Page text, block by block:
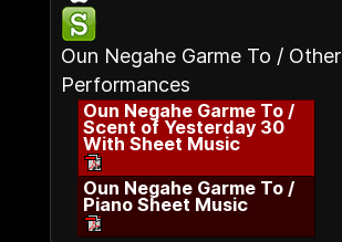
Oun Negahe Garme To / Other
Performances
Oun Negahe Garme To /
Scent of Yesterday 30
With Sheet Music
Oun Negahe Garme To /
Piano Sheet Music